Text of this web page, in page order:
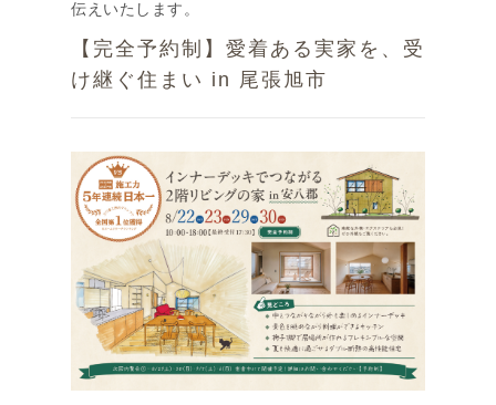
伝えいたします。
【完全予約制】愛着ある実家を、受
け継ぐ住まい in 尾張旭市